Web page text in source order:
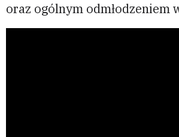
oraz ogólnym odmłodzeniem